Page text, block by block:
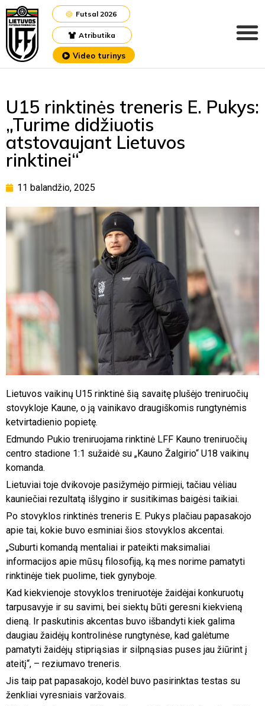
Atributika
Futsal 2026
Video turinys
U15 rinktinės treneris E. Pukys:
„Turime didžiuotis
atstovaujant Lietuvos
rinktinei“
11 balandžio, 2025
Lietuvos vaikinų U15 rinktinė šią savaitę plušėjo treniruočių
stovykloje Kaune, o ją vainikavo draugiškomis rungtynėmis
ketvirtadienio popietę.
Edmundo Pukio treniruojama rinktinė LFF Kauno treniruočių
centro stadione 1:1 sužaidė su „Kauno Žalgirio“ U18 vaikinų
komanda.
Lietuviai toje dvikovoje pasižymėjo pirmieji, tačiau vėliau
kauniečiai rezultatą išlygino ir susitikimas baigėsi taikiai.
Po stovyklos rinktinės treneris E. Pukys plačiau papasakojo
apie tai, kokie buvo esminiai šios stovyklos akcentai.
„Suburti komandą mentaliai ir pateikti maksimaliai
informacijos apie mūsų filosofiją, ką mes norime pamatyti
rinktinėje tiek puolime, tiek gynyboje.
Kad kiekvienoje stovyklos treniruotėje žaidėjai konkuruotų
tarpusavyje ir su savimi, bei siektų būti geresni kiekvieną
dieną. Ir paskutinis akcentas buvo išbandyti kiek galima
daugiau žaidėjų kontrolinėse rungtynėse, kad galėtume
pamatyti žaidėjų stipriąsias ir silpnąsias puses jau žiūrint į
ateitį“, – reziumavo treneris.
Jis taip pat papasakojo, kodėl buvo pasirinktas testas su
ženkliai vyresniais varžovais.